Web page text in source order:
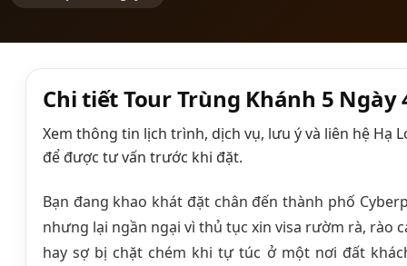
Chi tiết Tour Trùng Khánh 5 Ngày
Xem thông tin lịch trình, dịch vụ, lưu ý và liên hệ Hạ
để được tư vấn trước khi đặt.
Bạn đang khao khát đặt chân đến thành phố
nhưng lại ngần ngại vì thủ tục xin visa rườm rà, rào
hay sợ bị chặt chém khi tự túc ở một nơi đất